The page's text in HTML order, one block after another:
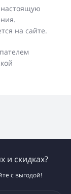
на сайте.
и скидках?
с выгодой!